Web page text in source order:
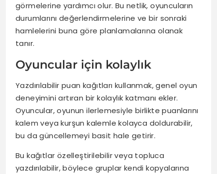
görmelerine yardımcı olur. Bu netlik, oyuncuların
durumlarını değerlendirmelerine ve bir sonraki
hamlelerini buna göre planlamalarına olanak
tanır.
Oyuncular için kolaylık
Yazdırılabilir puan kağıtları kullanmak, genel oyun
deneyimini artıran bir kolaylık katmanı ekler.
Oyuncular, oyunun ilerlemesiyle birlikte puanlarını
kalem veya kurşun kalemle kolayca doldurabilir,
bu da güncellemeyi basit hale getirir.
Bu kağıtlar özelleştirilebilir veya topluca
yazdırılabilir, böylece gruplar kendi kopyalarına